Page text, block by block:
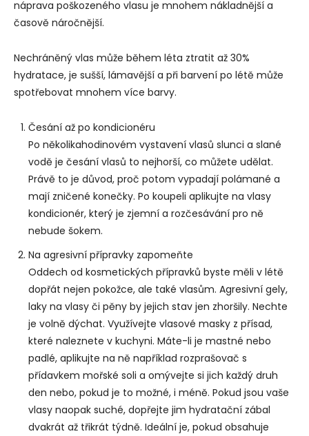
náprava poškozeného vlasu je mnohem nákladnější a
časově náročnější.
Nechráněný vlas může během léta ztratit až 30%
hydratace, je sušší, lámavější a při barvení po létě může
spotřebovat mnohem více barvy.
Česání až po kondicionéru
Po několikahodinovém vystavení vlasů slunci a slané
vodě je česání vlasů to nejhorší, co můžete udělat.
Právě to je důvod, proč potom vypadají polámané a
mají zničené konečky. Po koupeli aplikujte na vlasy
kondicionér, který je zjemní a rozčesávání pro ně
nebude šokem.
Na agresivní přípravky zapomeňte
Oddech od kosmetických přípravků byste měli v létě
dopřát nejen pokožce, ale také vlasům. Agresivní gely,
laky na vlasy či pěny by jejich stav jen zhoršily. Nechte
je volně dýchat. Využívejte vlasové masky z přísad,
které naleznete v kuchyni. Máte-li je mastné nebo
padlé, aplikujte na ně například rozprašovač s
přídavkem mořské soli a omývejte si jich každý druh
den nebo, pokud je to možné, i méně. Pokud jsou vaše
vlasy naopak suché, dopřejte jim hydratační zábal
dvakrát až třikrát týdně. Ideální je, pokud obsahuje